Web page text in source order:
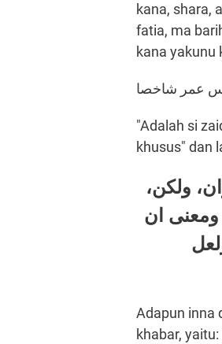
kana, shara,
fatia, ma
kana yakunu
عمر شاخصا
"Adalah si
khusus" dan
ولكن،
ومعنى ان
Adapun inna
khabar,